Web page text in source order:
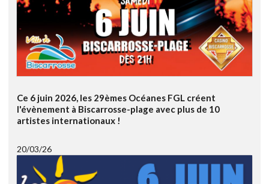
Ce 6 juin 2026, les 29èmes Océanes FGL créent
l'évènement à Biscarrosse-plage avec plus de 10
artistes internationaux !
20/03/26